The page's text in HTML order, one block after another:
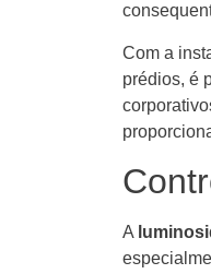
Com a
prédios, é
A